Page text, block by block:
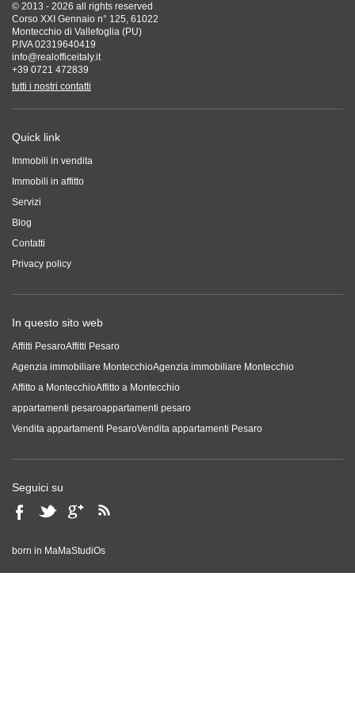
© 2013 - 2026 all rights reserved
Corso XXI Gennaio n° 125, 61022
Montecchio di Vallefoglia (PU)
P.IVA 02319640419
info@realofficeitaly.it
+39 0721 472839
tutti i nostri contatti
Quick link
Immobili in vendita
Immobili in affitto
Servizi
Blog
Contatti
Privacy policy
In questo sito web
Affitti PesaroAffitti Pesaro
Agenzia immobiliare MontecchioAgenzia immobiliare Montecchio
Affitto a MontecchioAffitto a Montecchio
appartamenti pesaroappartamenti pesaro
Vendita appartamenti PesaroVendita appartamenti Pesaro
Seguici su
born in MaMaStudiOs